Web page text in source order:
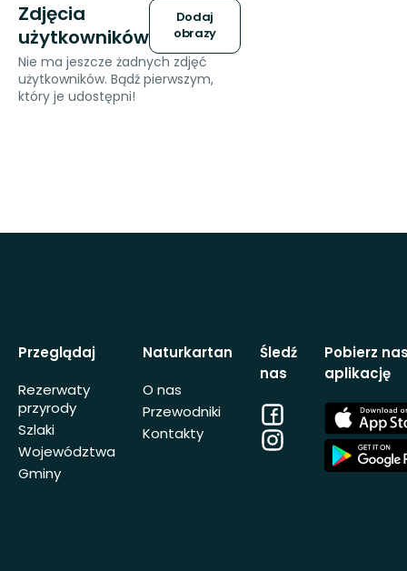
Zdjęcia
użytkowników
Dodaj
obrazy
Nie ma jeszcze żadnych zdjęć
użytkowników. Bądź pierwszym,
który je udostępni!
Przeglądaj
Rezerwaty
przyrody
Szlaki
Województwa
Gminy
Naturkartan
O nas
Przewodniki
Kontakty
Śledź
nas
Facebook
Instagram
Pobierz
aplikację
App
Store
App
Store